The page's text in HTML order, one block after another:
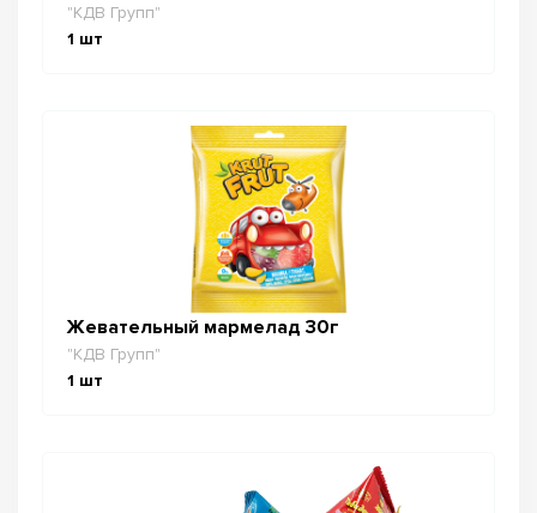
"КДВ Групп"
1 шт
Жевательный мармелад 30г
"КДВ Групп"
1 шт